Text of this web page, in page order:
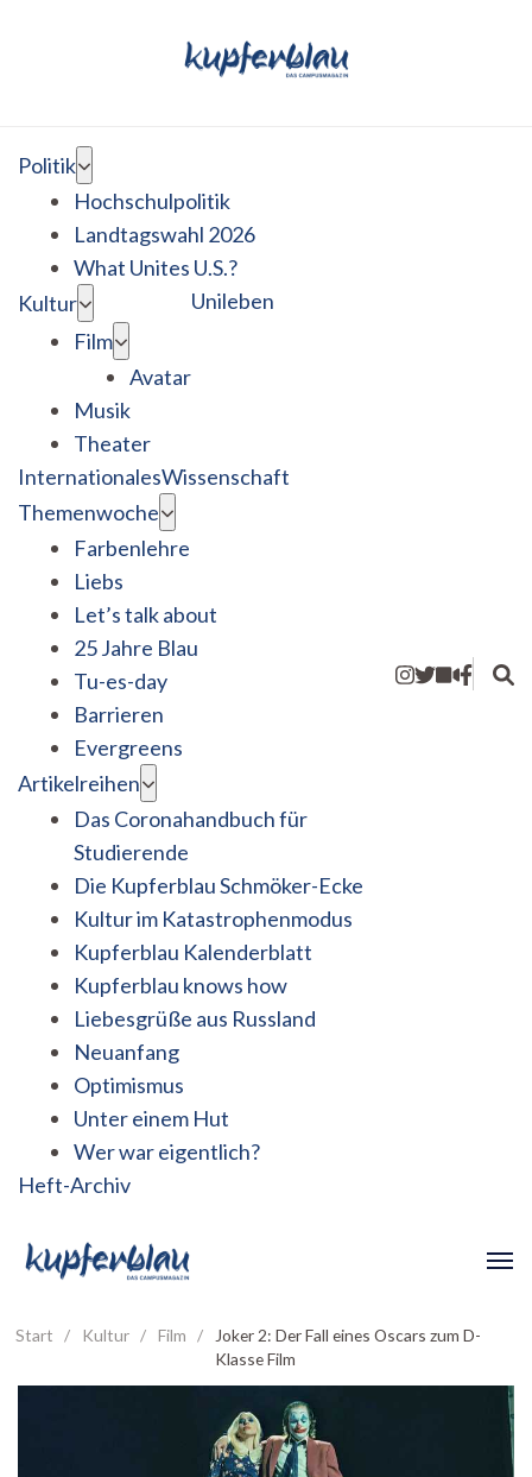
Politik
Hochschulpolitik
Landtagswahl 2026
What Unites U.S.?
Kultur
Film
Avatar
Musik
Theater
Unileben
InternationalesWissenschaft
Themenwoche
Farbenlehre
Liebs
Let’s talk about
25 Jahre Blau
Tu-es-day
Barrieren
Evergreens
Artikelreihen
Das Coronahandbuch für
Studierende
Die Kupferblau Schmöker-Ecke
Kultur im Katastrophenmodus
Kupferblau Kalenderblatt
Kupferblau knows how
Liebesgrüße aus Russland
Neuanfang
Optimismus
Unter einem Hut
Wer war eigentlich?
Heft-Archiv
Start / Kultur / Film /
Joker 2: Der Fall eines Oscars zum D-
Klasse Film